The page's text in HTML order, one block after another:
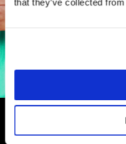
that they’ve collected